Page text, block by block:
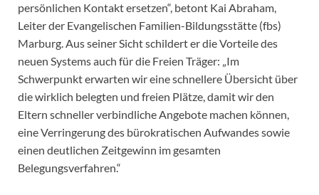
persönlichen Kontakt ersetzen“, betont Kai Abraham,
Leiter der Evangelischen Familien-Bildungsstätte (fbs)
Marburg. Aus seiner Sicht schildert er die Vorteile des
neuen Systems auch für die Freien Träger: „Im
Schwerpunkt erwarten wir eine schnellere Übersicht über
die wirklich belegten und freien Plätze, damit wir den
Eltern schneller verbindliche Angebote machen können,
eine Verringerung des bürokratischen Aufwandes sowie
einen deutlichen Zeitgewinn im gesamten
Belegungsverfahren.“